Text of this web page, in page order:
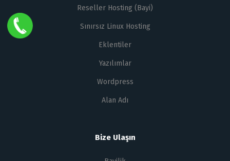
Reseller Hosting (Bayi)
Sınırsız Linux Hosting
Eklentiler
Yazılımlar
Wordpress
Alan Adı
Bize Ulaşın